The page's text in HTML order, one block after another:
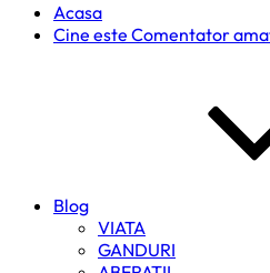
Acasa
Cine este Comentator
Blog
VIATA
GANDURI